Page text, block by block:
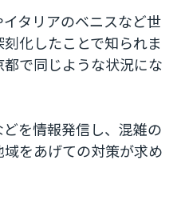
タリアのベニスなど世
化したことで知られま
で同じような状況にな
を情報発信し、混雑の
をあげての対策が求め